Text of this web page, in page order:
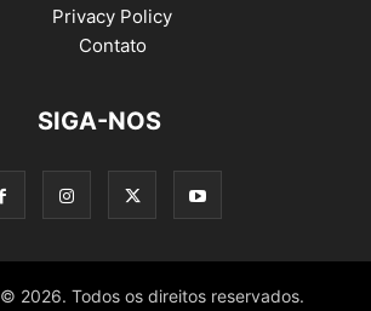
Privacy Policy
Contato
SIGA-NOS
© 2026. Todos os direitos reservados.